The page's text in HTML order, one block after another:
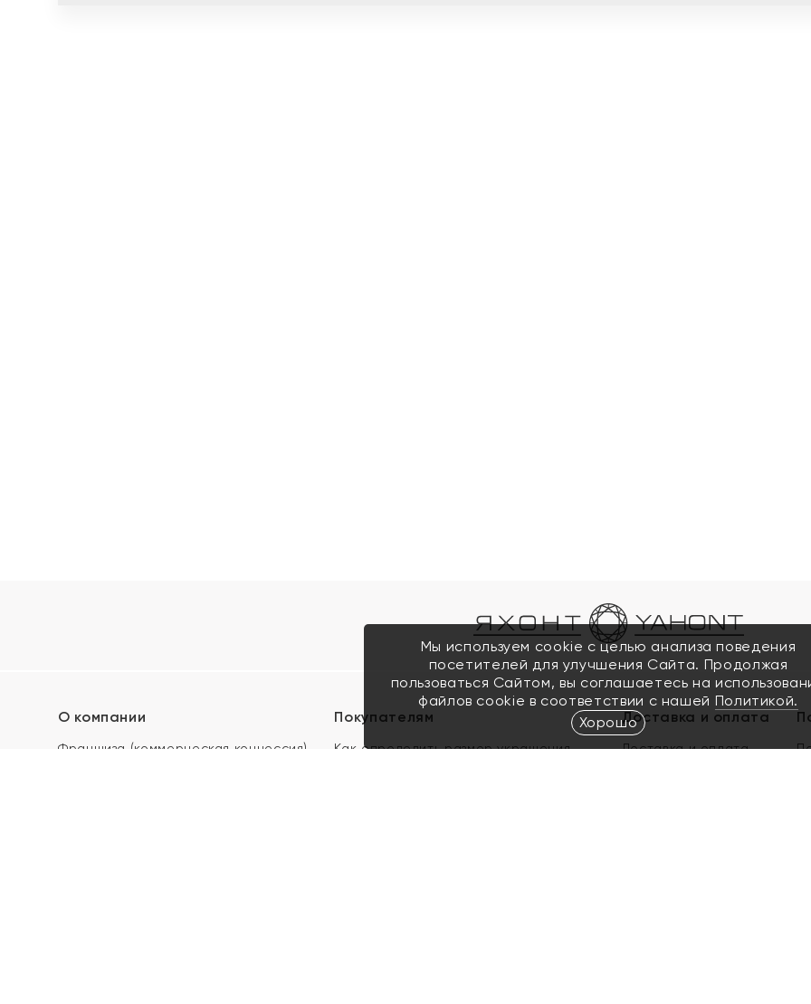
О компании
Франшиза (коммерческая концессия)
Покупателям
Как определить размер украшения
Доставка и оплата
Доставка и оплата
Мы используем cookie с целью анализа поведения
посетителей для улучшения Сайта. Продолжая
пользоваться Сайтом, вы соглашаетесь на
файлов cookie в соответствии с нашей Политикой.
Хорошо